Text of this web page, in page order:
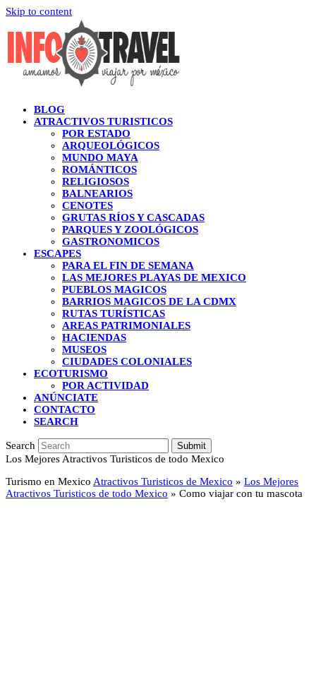
Skip to content
BLOG
ATRACTIVOS TURISTICOS
POR ESTADO
ARQUEOLÓGICOS
MUNDO MAYA
ROMÁNTICOS
RELIGIOSOS
BALNEARIOS
CENOTES
GRUTAS RÍOS Y CASCADAS
PARQUES Y ZOOLÓGICOS
GASTRONOMICOS
ESCAPES
PARA EL FIN DE SEMANA
LAS MEJORES PLAYAS DE MEXICO
PUEBLOS MAGICOS
BARRIOS MAGICOS DE LA CDMX
RUTAS TURÍSTICAS
AREAS PATRIMONIALES
HACIENDAS
MUSEOS
CIUDADES COLONIALES
ECOTURISMO
POR ACTIVIDAD
ANÚNCIATE
CONTACTO
SEARCH
Search Submit
Los Mejores Atractivos Turisticos de todo Mexico
Turismo en Mexico Atractivos Turisticos de Mexico » Los Mejores
Atractivos Turisticos de todo Mexico » Como viajar con tu mascota